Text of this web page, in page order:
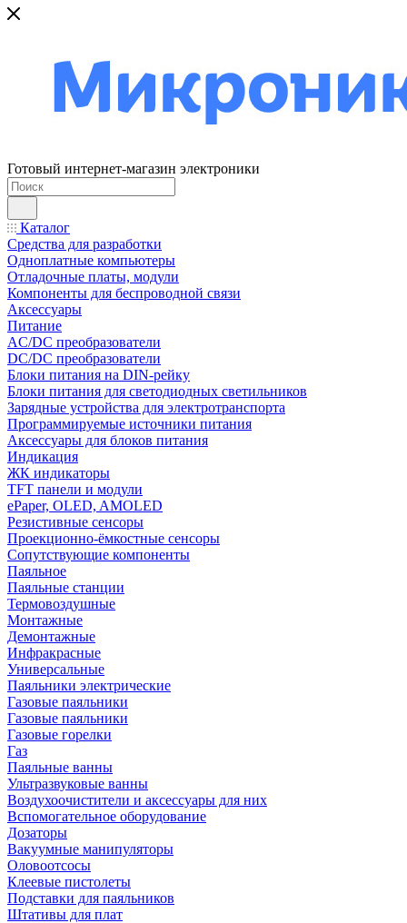
Готовый интернет-магазин электроники
Каталог
Средства для разработки
Одноплатные компьютеры
Отладочные платы, модули
Компоненты для беспроводной связи
Аксессуары
Питание
AC/DC преобразователи
DC/DC преобразователи
Блоки питания на DIN-рейку
Блоки питания для светодиодных светильников
Зарядные устройства для электротранспорта
Программируемые источники питания
Аксессуары для блоков питания
Индикация
ЖК индикаторы
TFT панели и модули
ePaper, OLED, AMOLED
Резистивные сенсоры
Проекционно-ёмкостные сенсоры
Сопутствующие компоненты
Паяльное
Паяльные станции
Термовоздушные
Монтажные
Демонтажные
Инфракрасные
Универсальные
Паяльники электрические
Газовые паяльники
Газовые паяльники
Газовые горелки
Газ
Паяльные ванны
Ультразвуковые ванны
Воздухоочистители и аксессуары для них
Вспомогательное оборудование
Дозаторы
Вакуумные манипуляторы
Оловоотсосы
Клеевые пистолеты
Подставки для паяльников
Штативы для плат